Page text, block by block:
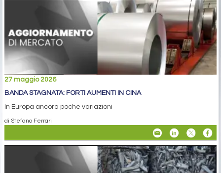
27 maggio 2026
BANDA STAGNATA: FORTI AUMENTI IN CINA
In Europa ancora poche variazioni
di Stefano Ferrari